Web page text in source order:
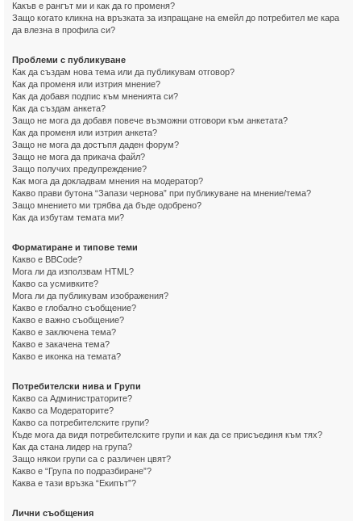
Какъв е рангът ми и как да го променя?
Защо когато кликна на връзката за изпращане на емейл до потребител ме кара
да влезна в профила си?
Проблеми с публикуване
Как да създам нова тема или да публикувам отговор?
Как да променя или изтрия мнение?
Как да добавя подпис към мненията си?
Как да създам анкета?
Защо не мога да добавя повече възможни отговори към анкетата?
Как да променя или изтрия анкета?
Защо не мога да достъпя даден форум?
Защо не мога да прикача файл?
Защо получих предупреждение?
Как мога да докладвам мнения на модератор?
Какво прави бутона “Запази чернова” при публикуване на мнение/тема?
Защо мнението ми трябва да бъде одобрено?
Как да избутам темата ми?
Форматиране и типове теми
Какво е BBCode?
Мога ли да използвам HTML?
Какво са усмивките?
Мога ли да публикувам изображения?
Какво е глобално съобщение?
Какво е важно съобщение?
Какво е заключена тема?
Какво е закачена тема?
Какво е иконка на темата?
Потребителски нива и Групи
Какво са Администраторите?
Какво са Модераторите?
Какво са потребителските групи?
Къде мога да видя потребителските групи и как да се присъединя към тях?
Как да стана лидер на група?
Защо някои групи са с различен цвят?
Какво е “Група по подразбиране”?
Каква е тази връзка “Екипът”?
Лични съобщения